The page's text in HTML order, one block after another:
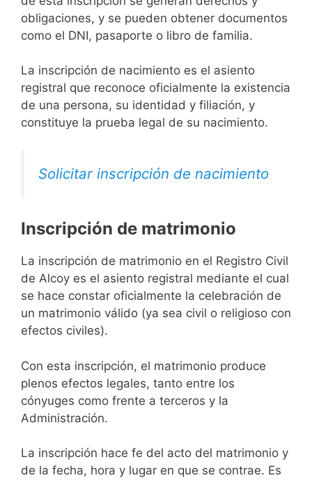
obligaciones, y se pueden obtener documentos
como el DNI, pasaporte o libro de familia.
La inscripción de nacimiento es el asiento
registral que reconoce oficialmente la existencia
de una persona, su identidad y filiación, y
constituye la prueba legal de su nacimiento.
Solicitar inscripción de nacimiento
Inscripción de matrimonio
La inscripción de matrimonio en el Registro Civil
de Alcoy es el asiento registral mediante el cual
se hace constar oficialmente la celebración de
un matrimonio válido (ya sea civil o religioso con
efectos civiles).
Con esta inscripción, el matrimonio produce
plenos efectos legales, tanto entre los
cónyuges como frente a terceros y la
Administración.
La inscripción hace fe del acto del matrimonio y
de la fecha, hora y lugar en que se contrae. Es